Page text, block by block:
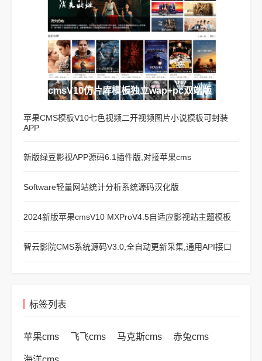
苹果cmsV10仿片库模板独立wap+pc双端版
苹果CMS模板V10七色视频二开视频图片小说模板可封装
APP
新版绿豆影视APP源码6.1插件版,对接苹果cms
Software轻量网站统计分析系统源码汉化版
2024新版苹果cmsV10 MXProV4.5自适应影视站主题模板
智云影院CMS系统源码V3.0,全自动更新采集,通用API接口
标签列表
苹果cms 飞飞cms 马克斯cms 赤兔cms